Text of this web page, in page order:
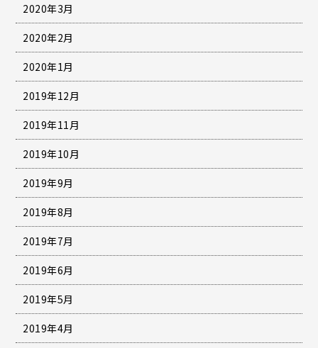
2020年3月
2020年2月
2020年1月
2019年12月
2019年11月
2019年10月
2019年9月
2019年8月
2019年7月
2019年6月
2019年5月
2019年4月